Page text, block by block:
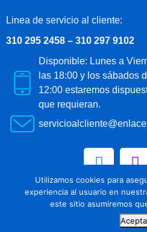
Linea de servicio al cliente:
310 295 2458 – 310 297 9102
Disponible: Lunes a
las 18:00 y los sábados
12:00 estaremos
que requieran.
Utilizamos cookies para
experiencia al usuario en
este sitio asumiremos